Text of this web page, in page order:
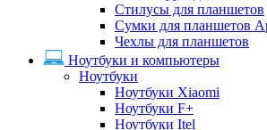
Стилусы для планшетов
Сумки для планшетов
Чехлы для планшетов
Ноутбуки и компьютеры
Ноутбуки
Ноутбуки Xiaomi
Ноутбуки F+
Ноутбуки Itel